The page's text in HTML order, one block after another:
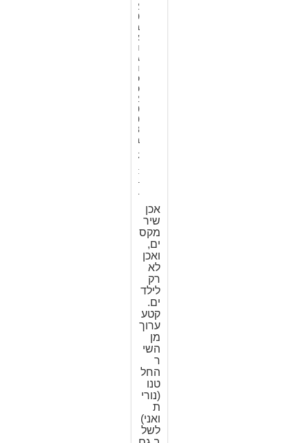
2
0
ב
א
ו
ג
ו
ס
ט
2
0
0
8
ב
7
:
4
אכן
שיר
מקס
ים,
ואכן
לא
רק
לילד
ים.
קטע
ערוך
מן
השי
ר
החל
טנו
(נורי
ת
ואני)
לשל